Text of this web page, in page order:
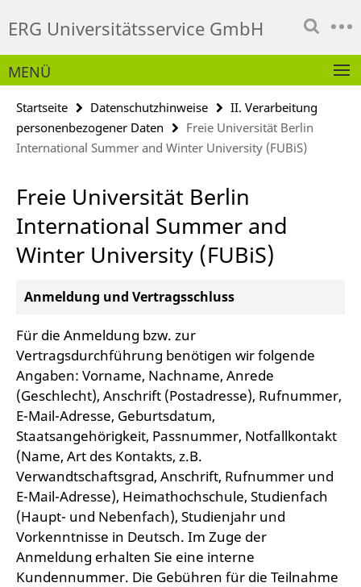
direkt
Inhalt
ERG Universitätsservice GmbH
Service-
Navigation
MENÜ
Startseite Datenschutzhinweise
II. Verarbeitung
personenbezogener Daten
Freie Universität Berlin
International Summer and Winter University (FUBiS)
Freie Universität Berlin
International Summer and
Winter University (FUBiS)
Anmeldung und Vertragsschluss
Für die Anmeldung bzw. zur
Vertragsdurchführung benötigen wir folgende
Angaben: Vorname, Nachname, Anrede
(Geschlecht), Anschrift (Postadresse), Rufnummer,
E-Mail-Adresse, Geburtsdatum,
Staatsangehörigkeit, Passnummer, Notfallkontakt
(Name, Art des Kontakts, z.B.
Verwandtschaftsgrad, Anschrift, Rufnummer und
E-Mail-Adresse), Heimathochschule, Studienfach
(Haupt- und Nebenfach), Studienjahr und
Vorkenntnisse in Deutsch. Im Zuge der
Anmeldung erhalten Sie eine interne
Kundennummer. Die Gebühren für die Teilnahme